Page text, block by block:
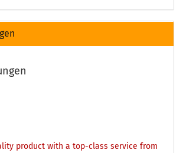
product with a top-class service from